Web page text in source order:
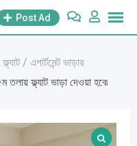
Post Ad
ফ্ল্যাট / এপার্টমেন্ট ভাড়ার
ফ্ল্যাট ভাড়া দেওয়া হবে৷